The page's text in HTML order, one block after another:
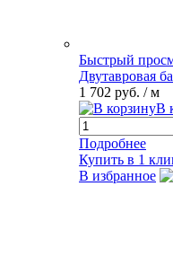
Быстрый
Двутавровая
1 702 руб. / м
В
Подробнее
Купить в 1
В избранное